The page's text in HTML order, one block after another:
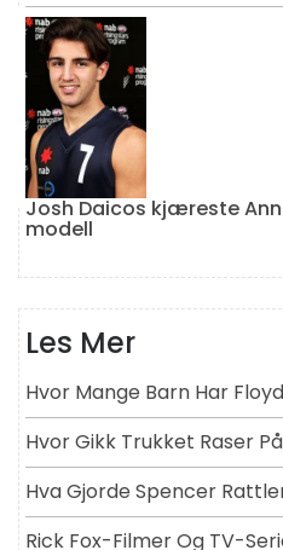
Josh Daicos kjæreste
modell
Les Mer
Hvor Mange Barn Har
Hvor Gikk Trukket Raser
Hva Gjorde Spencer
Rick Fox-Filmer Og TV-